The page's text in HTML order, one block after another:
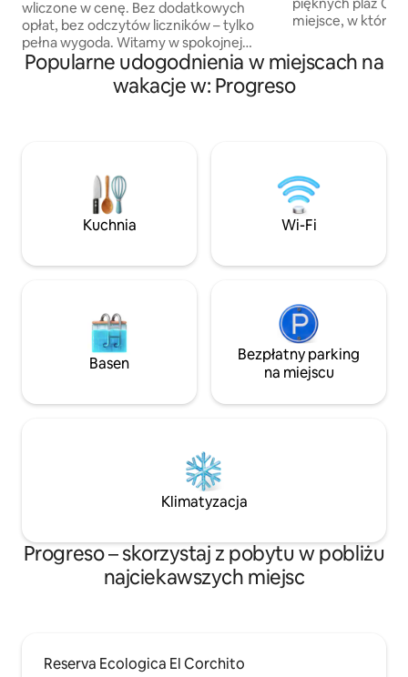
i zewnętrzną
wliczone w cenę. Bez dodatkowych
opłat, bez odczytów liczników – tylko
pełna wygoda. Witamy w spokojnej
oazie – nowoczesnym, dwupiętrowym
domu, w którym wystrój i natura idealnie
Hannah to dom o otwartym układzie
z klimatyzacją, Wi-Fi, basenem, w pełni
wyposażoną kuchnią i zasłonami
zaciemniającymi.
miejsce, w
pięknem
Yucatecan. Chuburna to mała wioska
rybacka z około
Ixtul. Im dłużej
się zrelaksujesz i
siebie i naturę.
Popularne udogodnienia w miejscach na
wakacje w: Progreso
Kuchnia Wi-Fi
Basen
Bezpłatny parking
na miejscu
Klimatyzacja
Progreso – skorzystaj z pobytu w pobliżu
najciekawszych miejsc
Reserva Ecologica El Corchito